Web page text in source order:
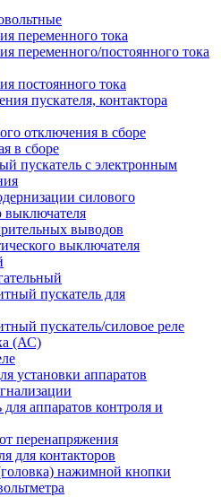
переменного тока
переменного/постоянного тока
постоянного тока
пускателя, контактора
отключения в сборе
в сборе
пускатель с электронным
силового
выключателя
выводов
выключателя
пускатель для
пускатель/силовое реле
(АС)
установки аппаратов
аппаратов контроля и
перенапряжения
для контакторов
нажимной кнопки